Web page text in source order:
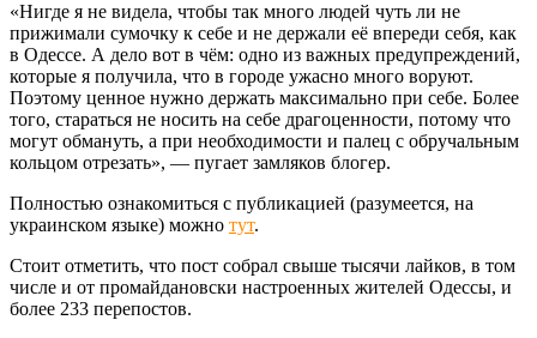
«Нигде я не видела, чтобы так много людей чуть ли не
прижимали сумочку к себе и не держали её впереди себя, как
в Одессе. А дело вот в чём: одно из важных предупреждений,
которые я получила, что в городе ужасно много воруют.
Поэтому ценное нужно держать максимально при себе. Более
того, стараться не носить на себе драгоценности, потому что
могут обмануть, а при необходимости и палец с обручальным
кольцом отрезать», — пугает замляков блогер.
Полностью ознакомиться с публикацией (разумеется, на
украинском языке) можно тут.
Стоит отметить, что пост собрал свыше тысячи лайков, в том
числе и от промайдановски настроенных жителей Одессы, и
более 233 перепостов.